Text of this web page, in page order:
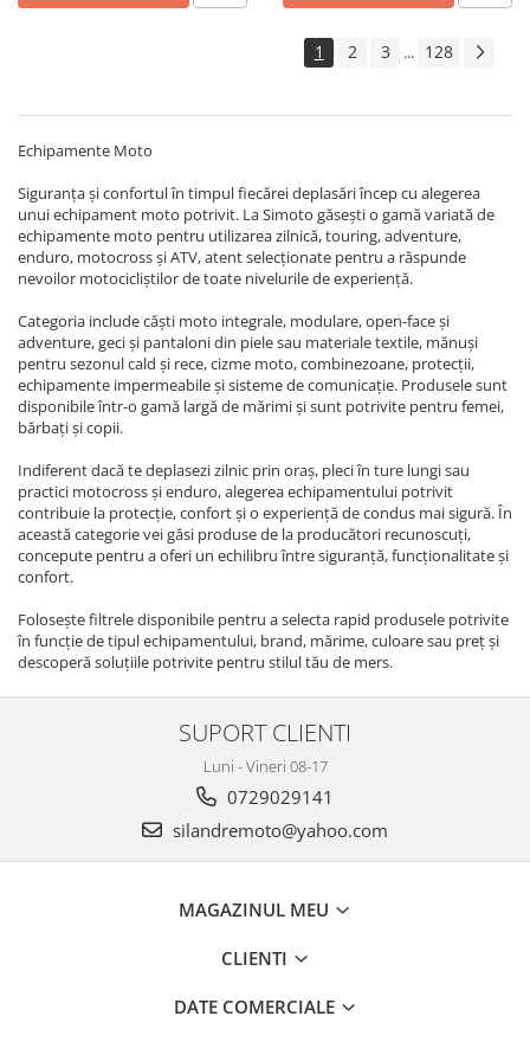
Filtre benzina
Filtre ulei
PIESE BARCA & KART
Piese barca
Piese GoKart
ANVELOPE & CAMERA
Accesorii
Anvelope moto
Camere ATV
Camere moto
Canistre si accesorii combustibil
Standere
Unelte & Scule Speciale
Vulcanizare/ Accesorii
Bobina inductie
1 2 3 ... 128
Echipamente Moto
Siguranța și confortul în timpul fiecărei deplasări încep cu alegerea
unui echipament moto potrivit. La Simoto găsești o gamă variată de
echipamente moto pentru utilizarea zilnică, touring, adventure,
enduro, motocross și ATV, atent selecționate pentru a răspunde
nevoilor motocicliștilor de toate nivelurile de experiență.
Categoria include căști moto integrale, modulare, open-face și
adventure, geci și pantaloni din piele sau materiale textile, mănuși
pentru sezonul cald și rece, cizme moto, combinezoane, protecții,
echipamente impermeabile și sisteme de comunicație. Produsele sunt
disponibile într-o gamă largă de mărimi și sunt potrivite pentru femei,
bărbați și copii.
Indiferent dacă te deplasezi zilnic prin oraș, pleci în ture lungi sau
practici motocross și enduro, alegerea echipamentului potrivit
contribuie la protecție, confort și o experiență de condus mai sigură. În
această categorie vei găsi produse de la producători recunoscuți,
concepute pentru a oferi un echilibru între siguranță, funcționalitate și
confort.
Folosește filtrele disponibile pentru a selecta rapid produsele potrivite
în funcție de tipul echipamentului, brand, mărime, culoare sau preț și
descoperă soluțiile potrivite pentru stilul tău de mers.
SUPORT CLIENTI
Luni - Vineri 08-17
0729029141
silandremoto@yahoo.com
MAGAZINUL MEU
CLIENTI
DATE COMERCIALE